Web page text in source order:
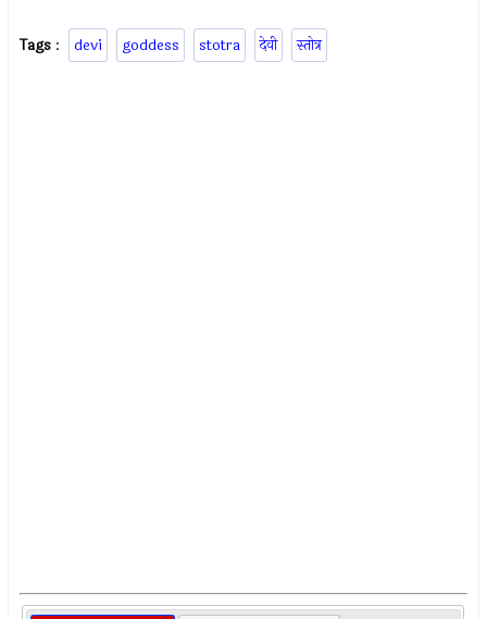
Tags : devi goddess stotra देवी स्तोत्र